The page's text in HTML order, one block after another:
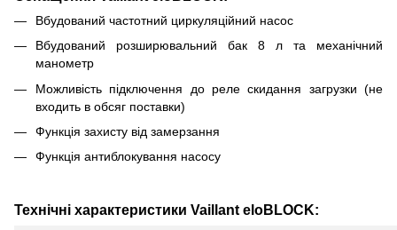
Вбудований частотний циркуляційний насос
Вбудований розширювальний бак 8 л та механічний
манометр
Можливість підключення до реле скидання загрузки (не
входить в обсяг поставки)
Функція захисту від замерзання
Функція антиблокування насосу
Технічні характеристики Vaillant eloBLOCK: